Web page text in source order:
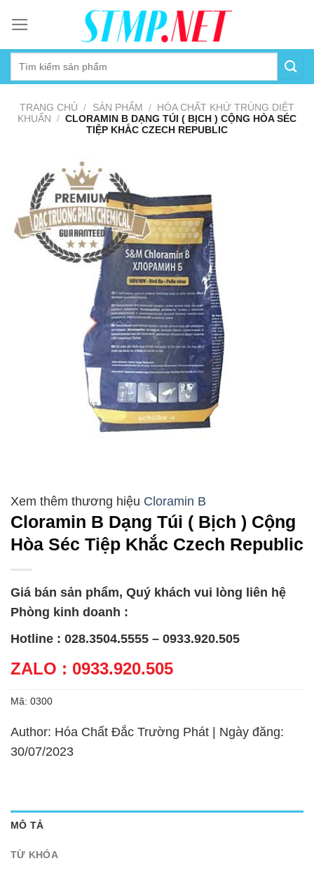
content
TRANG CHỦ / SẢN PHẨM / HÓA CHẤT KHỬ TRÙNG DIỆT
KHUẨN / CLORAMIN B DẠNG TÚI ( BỊCH ) CỘNG HÒA SÉC
TIỆP KHẮC CZECH REPUBLIC
Cloramin B
Cloramin B Dạng Túi ( Bịch ) Cộng
Hòa Séc Tiệp Khắc Czech Republic
Giá bán sản phẩm, Quý khách vui lòng liên hệ
Phòng kinh doanh :
Hotline : 028.3504.5555 – 0933.920.505
ZALO : 0933.920.505
Mã: 0300
Author: Hóa Chất Đắc Trường Phát | Ngày đăng:
30/07/2023
MÔ TẢ
TỪ KHÓA